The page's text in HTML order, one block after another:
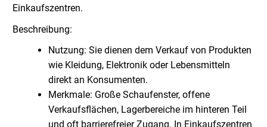
Einkaufszentren.
Beschreibung:
Nutzung: Sie dienen dem Verkauf von Produkten
wie Kleidung, Elektronik oder Lebensmitteln
direkt an Konsumenten.
Merkmale: Große Schaufenster, offene
Verkaufsflächen, Lagerbereiche im hinteren Teil
und oft barrierefreier Zugang. In Einkaufszentren